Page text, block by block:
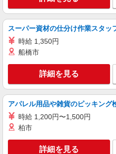
［アルバイ
期間3ヶ月は時
の勤務は残業代
埼玉県深谷
Takeo Kikuchi
販売スタッフ
［アルバイ
埼玉県深谷
ム・アウトレット
スーパー資材の仕分け作業スタッ
時給 1,350円
船橋市
詳細を見る
アパレル用品や雑貨のピッキング
時給 1,200円〜1,500円
柏市
詳細を見る